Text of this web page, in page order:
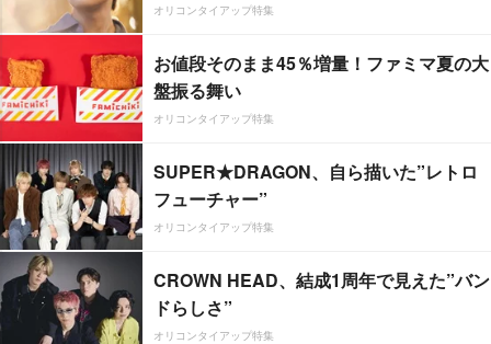
オリコンタイアップ特集
お値段そのまま45％増量！ファミマ夏の大
盤振る舞い
オリコンタイアップ特集
SUPER★DRAGON、自ら描いた”レトロ
フューチャー”
オリコンタイアップ特集
CROWN HEAD、結成1周年で見えた”バン
ドらしさ”
オリコンタイアップ特集